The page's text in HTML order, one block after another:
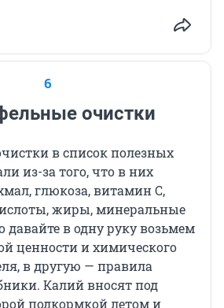
6
очистки
в список полезных
из-за того, что в них
глюкоза, витамин С,
жиры, минеральные
давайте в одну руку возьмем
ценности и химического
в другую — правила
Калий вносят под
подкормкой летом и